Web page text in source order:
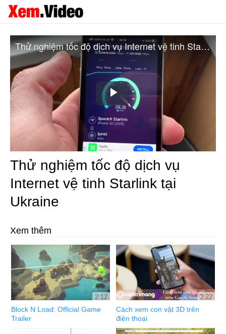
Play
Video
Thử nghiệm tốc độ dịch vụ Internet vệ tinh Starlink tại Ukraine
Thử nghiệm tốc độ dịch vụ
Internet vệ tinh Starlink tại
Ukraine
Xem thêm
2:12
Block N Load: Official Game
Trailer
2:22
Cách xem con vật 3D trên
điện thoại